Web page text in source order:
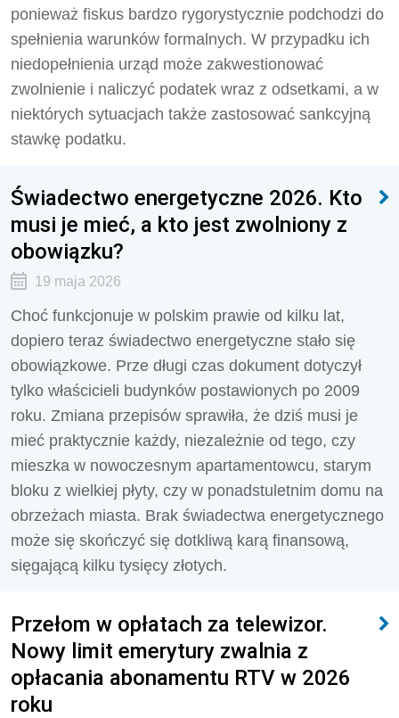
ponieważ fiskus bardzo rygorystycznie podchodzi do
spełnienia warunków formalnych. W przypadku ich
niedopełnienia urząd może zakwestionować
zwolnienie i naliczyć podatek wraz z odsetkami, a w
niektórych sytuacjach także zastosować sankcyjną
stawkę podatku.
Świadectwo energetyczne 2026. Kto
musi je mieć, a kto jest zwolniony z
obowiązku?
19 maja 2026
Choć funkcjonuje w polskim prawie od kilku lat,
dopiero teraz świadectwo energetyczne stało się
obowiązkowe. Prze długi czas dokument dotyczył
tylko właścicieli budynków postawionych po 2009
roku. Zmiana przepisów sprawiła, że dziś musi je
mieć praktycznie każdy, niezależnie od tego, czy
mieszka w nowoczesnym apartamentowcu, starym
bloku z wielkiej płyty, czy w ponadstuletnim domu na
obrzeżach miasta. Brak świadectwa energetycznego
może się skończyć się dotkliwą karą finansową,
sięgającą kilku tysięcy złotych.
Przełom w opłatach za telewizor.
Nowy limit emerytury zwalnia z
opłacania abonamentu RTV w 2026
roku